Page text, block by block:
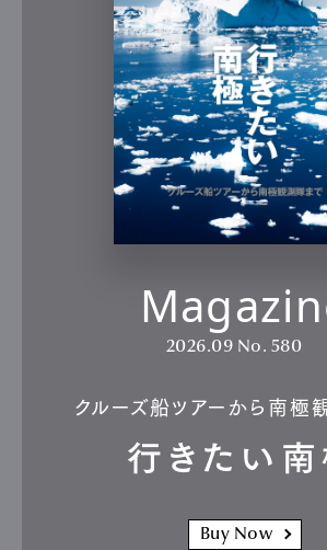
2026.09 No. 580
クルーズ船ツアーから南極
行きたい南
Buy Now